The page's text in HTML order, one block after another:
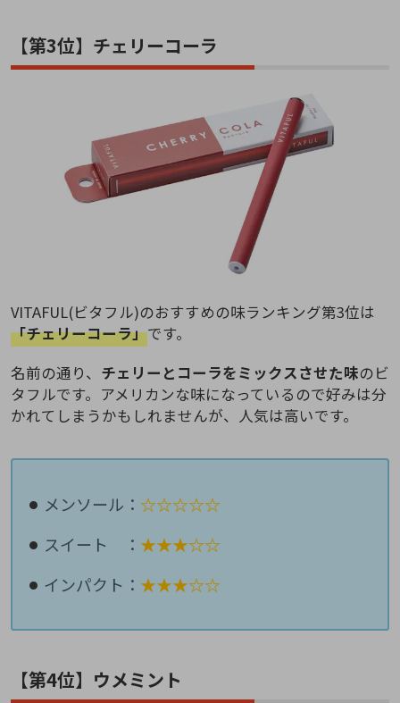
【第3位】チェリーコーラ
VITAFUL(ビタフル)のおすすめの味ランキング第3位は
「チェリーコーラ」です。
名前の通り、 チェリーとコーラをミックスさせた味のビ
タフルです。アメリカンな味になっているので好みは分
かれてしまうかもしれませんが、人気は高いです。
メンソール： ☆☆☆☆☆
スイート ： ★★★☆☆
インパクト： ★★★☆☆
【第4位】ウメミント